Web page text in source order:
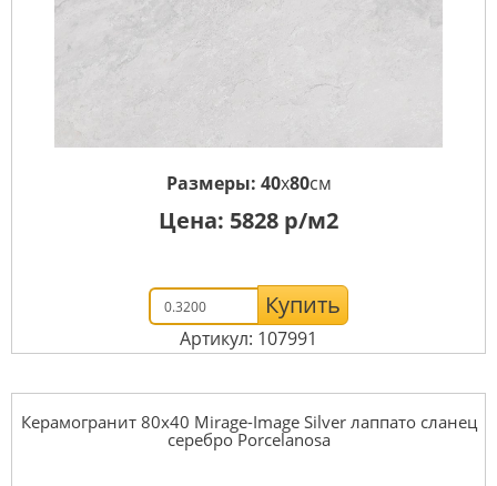
Размеры: 40x80см
Цена: 5828 р/м2
Купить
Артикул: 107991
Керамогранит 80x40 Mirage-Image Silver лаппато сланец
серебро Porcelanosa